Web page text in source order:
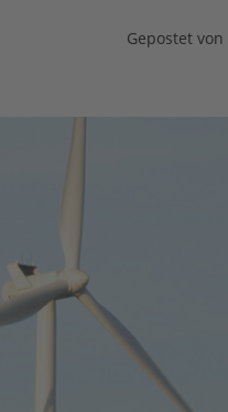
Gepostet von